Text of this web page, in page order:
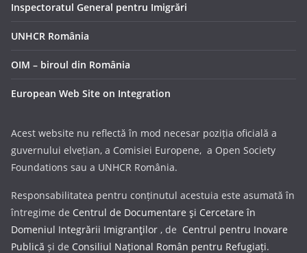
Inspectoratul General pentru Imigrări
UNHCR România
OIM – biroul din România
European Web Site on Integration
Acest website nu reflectă în mod necesar poziția oficială a
guvernului elvețian, a Comisiei Europene, a Open Society
Foundations sau a UNHCR România.
Responsabilitatea pentru conținutul acestuia este asumată în
întregime de Centrul de Documentare şi Cercetare în
Domeniul Integrării Imigranţilor , de Centrul pentru Inovare
Publică și de Consiliul Național Român pentru Refugiați.